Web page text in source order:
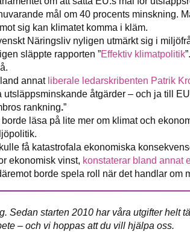
mål om 40 procents minskning.
sig kan klimatet komma i kläm.
Näringsliv nyligen utmärkt sig i
släppte rapporten ”Effektiv klimatpolitik
annat liberale ledarskribenten Patrik
åtgärder – och ja till
rankning.”
läsa på lite mer om klimat och
få katastrofala ekonomiska
ekonomisk vinst, konstaterar bland annat
borde spela roll när det handlar om
Sedan starten 2010 har våra utgifter helt
– och vi hoppas att du vill hjälpa oss.